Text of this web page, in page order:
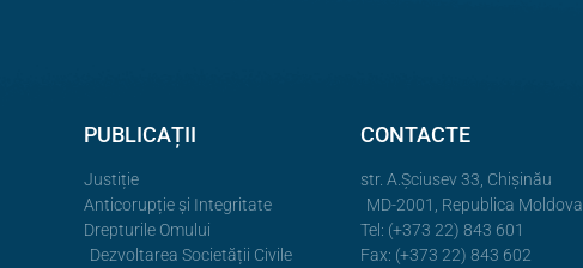
PUBLICAȚII
Justiție
Anticorupție și Integritate
Drepturile Omului
Dezvoltarea Societății Civile
CONTACTE
str. A.Şciusev 33, Chișinău
MD-2001, Republica Moldova
Tel: (+373 22) 843 601
Fax: (+373 22) 843 602